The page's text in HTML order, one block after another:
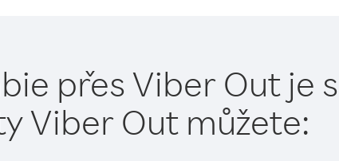
přes Viber Out je
Viber Out můžete: